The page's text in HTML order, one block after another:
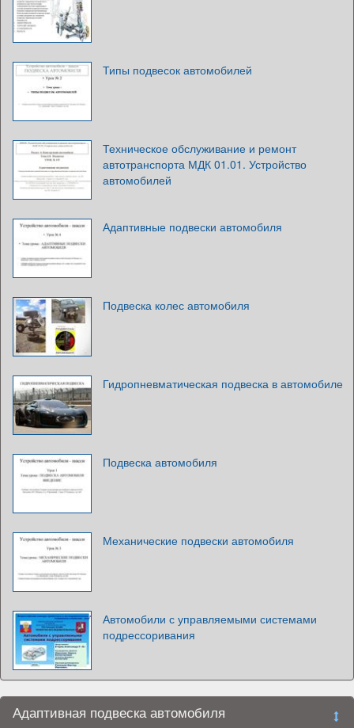
Типы подвесок автомобилей
Техническое обслуживание и ремонт
автотранспорта МДК 01.01. Устройство
автомобилей
Адаптивные подвески автомобиля
Подвеска колес автомобиля
Гидропневматическая подвеска в автомобиле
Подвеска автомобиля
Механические подвески автомобиля
Автомобили с управляемыми системами
подрессоривания
Адаптивная подвеска автомобиля